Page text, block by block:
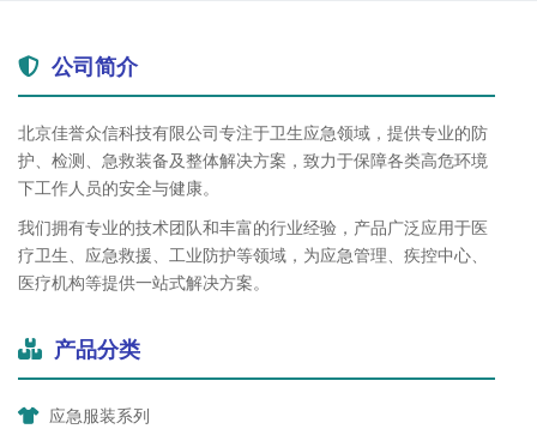
公司简介
北京佳誉众信科技有限公司专注于卫生应急领域，提供专业的防
护、检测、急救装备及整体解决方案，致力于保障各类高危环境
下工作人员的安全与健康。
我们拥有专业的技术团队和丰富的行业经验，产品广泛应用于医
疗卫生、应急救援、工业防护等领域，为应急管理、疾控中心、
医疗机构等提供一站式解决方案。
产品分类
应急服装系列